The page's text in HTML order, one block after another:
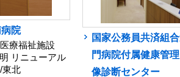
院
療福祉施設
リニューアル
東北
国家公務員共済組
門病院付属健康管
像診断センター